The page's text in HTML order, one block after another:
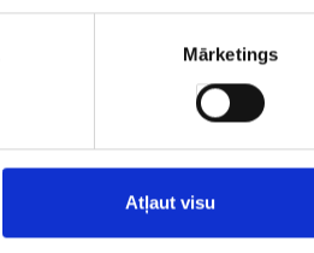
Mārketings
Atļaut visu
08. 08., S no